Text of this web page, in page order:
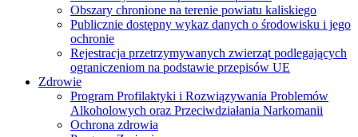
Obszary chronione na terenie powiatu kaliskiego
Publicznie dostępny wykaz danych o środowisku i jego
ochronie
Rejestracja przetrzymywanych zwierząt podlegających
ograniczeniom na podstawie przepisów UE
Zdrowie
Program Profilaktyki i Rozwiązywania Problemów
Alkoholowych oraz Przeciwdziałania Narkomanii
Ochrona zdrowia